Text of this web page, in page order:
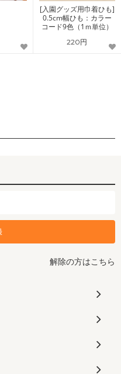
[入園グッズ用巾着ひも]
0.5cm幅ひも：カラー
コード9色（1ｍ単位）
220円
解除の方はこちら